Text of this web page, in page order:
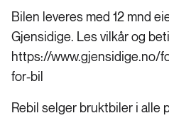
Bilen leveres med 12 mnd
Gjensidige. Les vilkår og
https://www.gjensidige.no/
for-bil
Rebil selger bruktbiler i alle